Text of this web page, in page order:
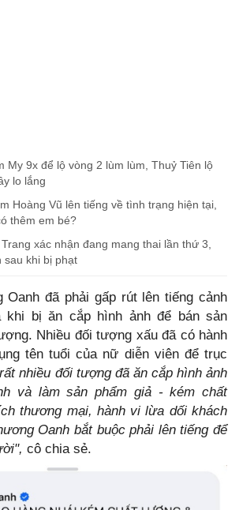
My 9x để lộ vòng 2 lùm lùm, Thuỷ Tiên lộ
lo lắng
Hoàng Vũ lên tiếng về tình trạng hiện tại,
thêm em bé?
xác nhận đang mang thai lần thứ 3,
sau khi bị phạt
Oanh đã phải gấp rút lên tiếng cảnh
khi bị ăn cắp hình ảnh để bán sản
Nhiều đối tượng xấu đã có hành
tên tuổi của nữ diễn viên để trục
nhiều đối tượng đã ăn cắp hình ảnh
và làm sản phẩm giả - kém chất
thương mại, hành vi lừa dối khách
Oanh bắt buộc phải lên tiếng để
cô chia sẻ.